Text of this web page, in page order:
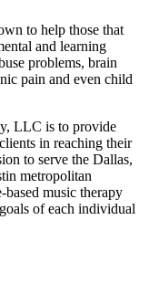
to help those that
and learning
problems, brain
pain and even child
LLC is to provide
in reaching their
to serve the Dallas,
metropolitan
music therapy
of each individual